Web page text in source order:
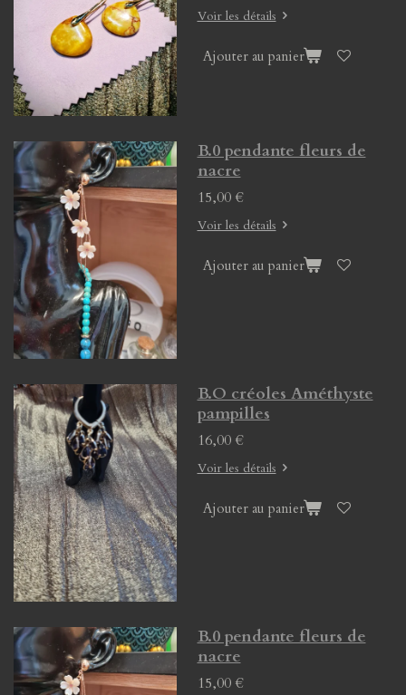
Voir les détails
Ajouter au panier
B.0 pendante fleurs de
nacre
15,00 €
Voir les détails
Ajouter au panier
B.O créoles Améthyste
pampilles
16,00 €
Voir les détails
Ajouter au panier
B.0 pendante fleurs de
nacre
15,00 €